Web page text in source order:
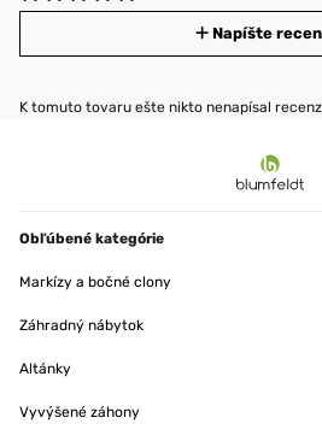
Napíšte
K tomuto tovaru ešte nikto nenapísal
Obľúbené kategórie
Markízy a bočné clony
Záhradný nábytok
Altánky
Vyvýšené záhony